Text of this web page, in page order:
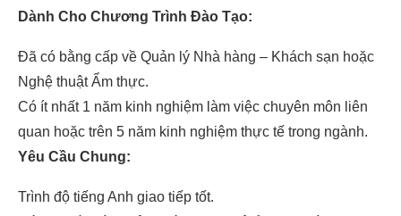
Dành Cho Chương Trình Đào Tạo:
Đã có bằng cấp về Quản lý Nhà hàng – Khách sạn hoặc
Nghệ thuật Ẩm thực.
Có ít nhất 1 năm kinh nghiệm làm việc chuyên môn liên
quan hoặc trên 5 năm kinh nghiệm thực tế trong ngành.
Yêu Cầu Chung:
Trình độ tiếng Anh giao tiếp tốt.